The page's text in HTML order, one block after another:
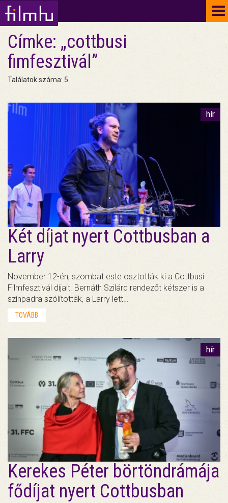
Címke: „cottbusi
fimfesztivál”
Találatok száma: 5
hír
Két díjat nyert Cottbusban a
Larry
November 12-én, szombat este osztották ki a Cottbusi
Filmfesztivál díjait. Bernáth Szilárd rendezőt kétszer is a
színpadra szólították, a Larry lett…
TOVÁBB
hír
Kerekes Péter börtöndrámája
fődíjat nyert Cottbusban